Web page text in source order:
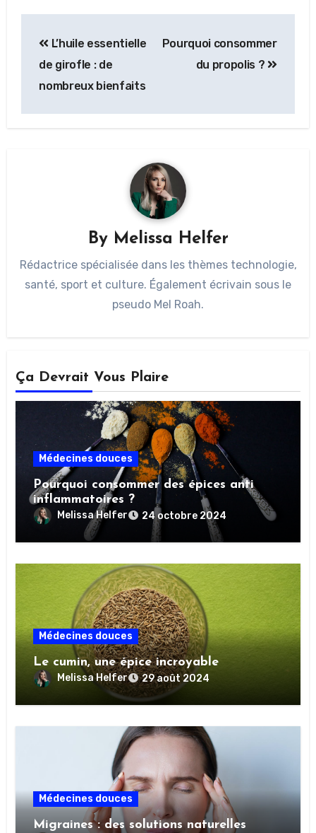
L’huile essentielle
de girofle : de
nombreux bienfaits
Pourquoi consommer
du propolis ?
By Melissa Helfer
Rédactrice spécialisée dans les thèmes technologie,
santé, sport et culture. Également écrivain sous le
pseudo Mel Roah.
Ça Devrait Vous Plaire
Médecines douces
Pourquoi consommer des épices anti
inflammatoires ?
Melissa Helfer 24 octobre 2024
Médecines douces
Le cumin, une épice incroyable
Melissa Helfer 29 août 2024
Médecines douces
Migraines : des solutions naturelles